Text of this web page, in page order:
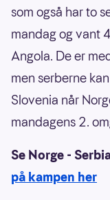
som også har to
mandag og vant
Angola. De er
men serberne
Slovenia når
mandagens 2.
Se Norge -
på kampen her